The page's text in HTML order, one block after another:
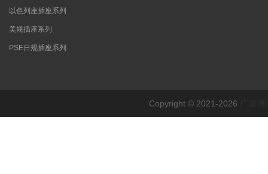
以色列座插座系列
美规插座系列
PSE日规插座系列
Copyright © 2021-2026